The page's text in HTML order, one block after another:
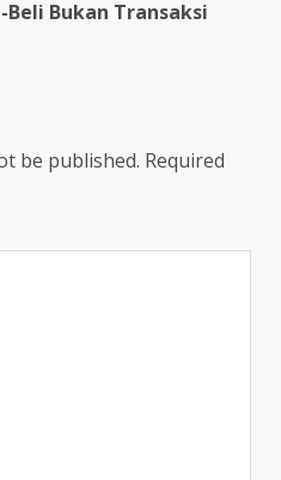
Bukan Transaksi
be published. Required